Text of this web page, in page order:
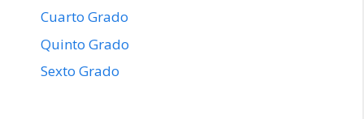
Cuarto Grado
Quinto Grado
Sexto Grado